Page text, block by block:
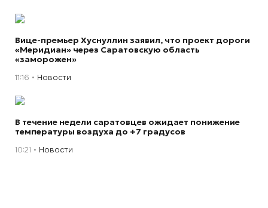
Вице-премьер Хуснуллин заявил, что проект дороги
«Меридиан» через Саратовскую область
«заморожен»
11:16 Новости
В течение недели саратовцев ожидает понижение
температуры воздуха до +7 градусов
10:21 Новости